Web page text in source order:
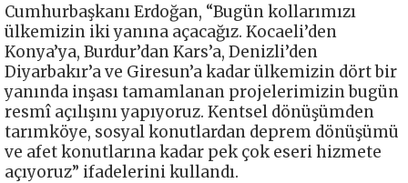
Cumhurbaşkanı Erdoğan, “Bugün kollarımızı
ülkemizin iki yanına açacağız. Kocaeli’den
Konya’ya, Burdur’dan Kars’a, Denizli’den
Diyarbakır’a ve Giresun’a kadar ülkemizin dört bir
yanında inşası tamamlanan projelerimizin bugün
resmî açılışını yapıyoruz. Kentsel dönüşümden
tarımköye, sosyal konutlardan deprem dönüşümü
ve afet konutlarına kadar pek çok eseri hizmete
açıyoruz” ifadelerini kullandı.